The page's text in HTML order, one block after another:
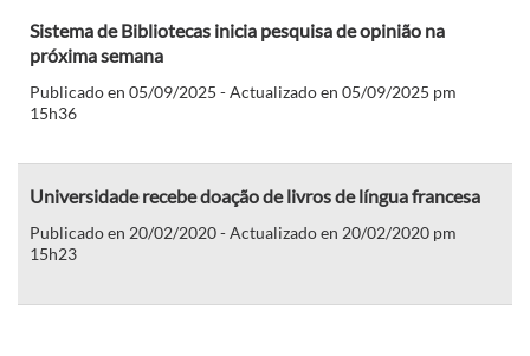
Sistema de Bibliotecas inicia pesquisa de opinião na
próxima semana
Publicado en 05/09/2025 - Actualizado en 05/09/2025 pm
15h36
Universidade recebe doação de livros de língua francesa
Publicado en 20/02/2020 - Actualizado en 20/02/2020 pm
15h23